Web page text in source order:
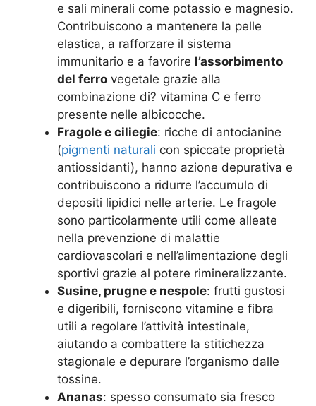
e sali minerali come potassio e magnesio.
Contribuiscono a mantenere la pelle
elastica, a rafforzare il sistema
immunitario e a favorire l’assorbimento
del ferro vegetale grazie alla
combinazione di? vitamina C e ferro
presente nelle albicocche.
Fragole e ciliegie: ricche di antocianine
(pigmenti naturali con spiccate proprietà
antiossidanti), hanno azione depurativa e
contribuiscono a ridurre l’accumulo di
depositi lipidici nelle arterie. Le fragole
sono particolarmente utili come alleate
nella prevenzione di malattie
cardiovascolari e nell’alimentazione degli
sportivi grazie al potere rimineralizzante.
Susine, prugne e nespole: frutti gustosi
e digeribili, forniscono vitamine e fibra
utili a regolare l’attività intestinale,
aiutando a combattere la stitichezza
stagionale e depurare l’organismo dalle
tossine.
Ananas: spesso consumato sia fresco